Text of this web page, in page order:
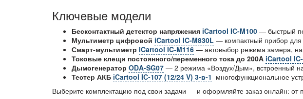
Ключевые модели
Бесконтактный детектор напряжения iCartool IC-M100 — быстрый
Мультиметр цифровой iCartool IC-M830L — компактный прибор для
Смарт-мультиметр iCartool IC-M116 — автовыбор режима замера,
Токовые клещи постоянного/переменного тока до 200A iCartool
Дымогенератор ODA-SG07 — 2 режима «Воздух/Дым», встроенный
Тестер АКБ iCartool IC-107 (12/24 V) 3-в-1 многофункциональное
Выберите комплектацию под свои задачи — и оформляйте заказ онлайн: от